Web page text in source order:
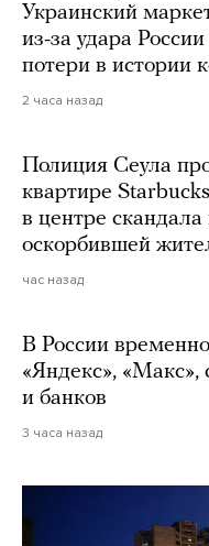
Украинский
из-за удара
потери в истории
2 часа назад
Полиция Сеула
квартире
в центре
оскорбившей
час назад
В России
«Яндекс», «Макс»,
и банков
3 часа назад